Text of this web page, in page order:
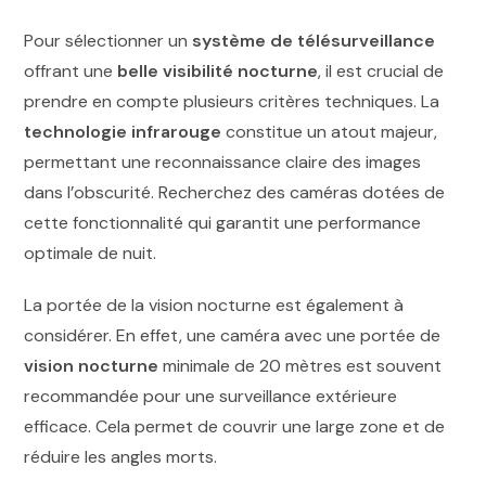
Pour sélectionner un système de télésurveillance
offrant une belle visibilité nocturne, il est crucial de
prendre en compte plusieurs critères techniques. La
technologie infrarouge constitue un atout majeur,
permettant une reconnaissance claire des images
dans l’obscurité. Recherchez des caméras dotées de
cette fonctionnalité qui garantit une performance
optimale de nuit.
La portée de la vision nocturne est également à
considérer. En effet, une caméra avec une portée de
vision nocturne minimale de 20 mètres est souvent
recommandée pour une surveillance extérieure
efficace. Cela permet de couvrir une large zone et de
réduire les angles morts.